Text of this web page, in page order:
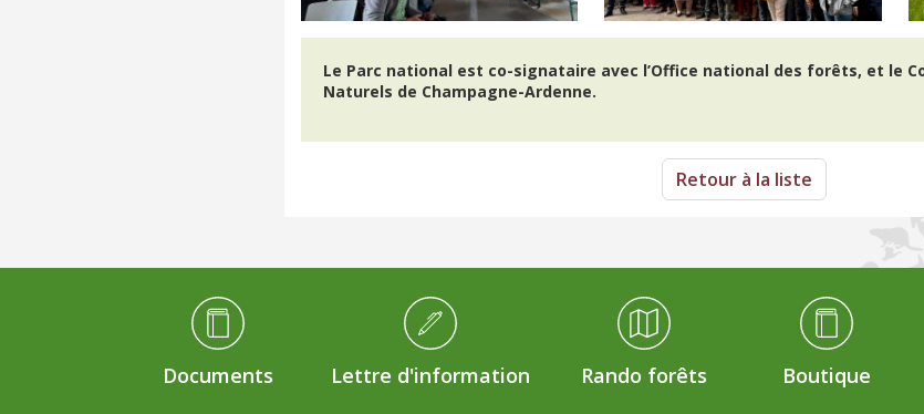
Le Parc national est co-signataire avec l’Office national des forêts, et le
Naturels de Champagne-Ardenne.
Retour à la liste
Médiathèque Footer
Documents Lettre d'information Rando forêts Boutique